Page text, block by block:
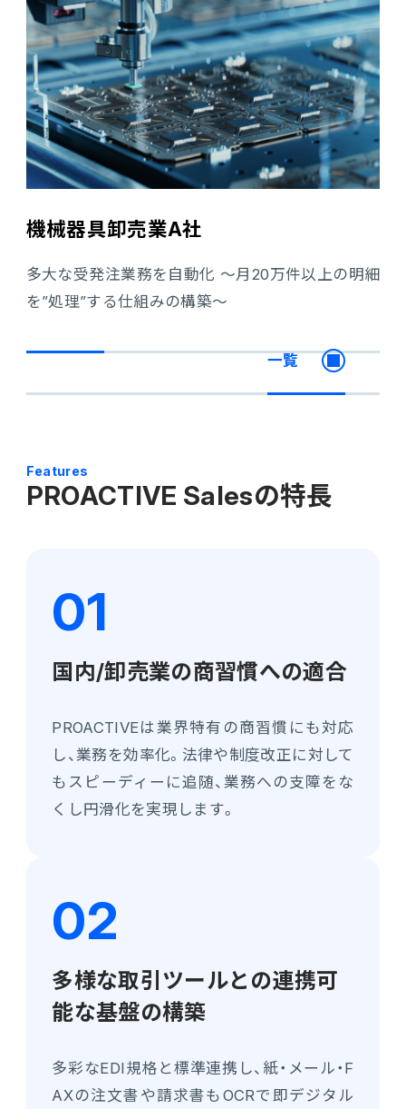
機械器具卸売業A社
多大な受発注業務を自動化 ～月20万件以上の明細
を”処理”する仕組みの構築～
一覧
Features
PROACTIVE Salesの特長
国内/卸売業の商習慣への適合
PROACTIVEは業界特有の商習慣にも対応
し、業務を効率化。法律や制度改正に対して
もスピーディーに追随、業務への支障をな
くし円滑化を実現します。
多様な取引ツールとの連携可
能な基盤の構築
多彩なEDI規格と標準連携し、紙・メール・F
AXの注文書や請求書もOCRで即デジタル